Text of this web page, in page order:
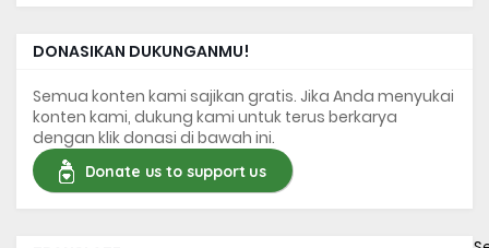
DONASIKAN DUKUNGANMU!
Semua konten kami sajikan gratis. Jika Anda menyukai
konten kami, dukung kami untuk terus berkarya
dengan klik donasi di bawah ini.
Donate us to support us